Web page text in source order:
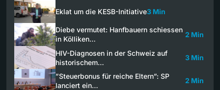
Eklat um die KESB-Initiative3 Min
Diebe vermutet: Hanfbauern schiessen
in Kölliken…
2 Min
HIV-Diagnosen in der Schweiz auf
historischem…
3 Min
”Steuerbonus für reiche Eltern”: SP
lanciert ein…
2 Min